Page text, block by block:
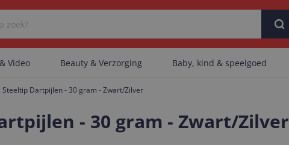
Er zijn geen categorieën gevonden.
Video Beauty & Verzorging Baby, kind & speelgoed
Steeltip Dartpijlen - 30 gram - Zwart/Zilver
- 30 gram - Zwart/Zilver